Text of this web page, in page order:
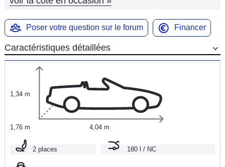
Poser votre question sur le forum Financer
Caractéristiques détaillées
1,34 m
1,76 m 4,04 m
2 places 180 l / NC